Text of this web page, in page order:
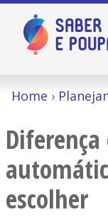
Home
escolher